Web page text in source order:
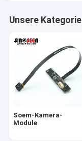
Doppellinsen-
1MP Camera
Unsere
Soem-Kamera-
Module